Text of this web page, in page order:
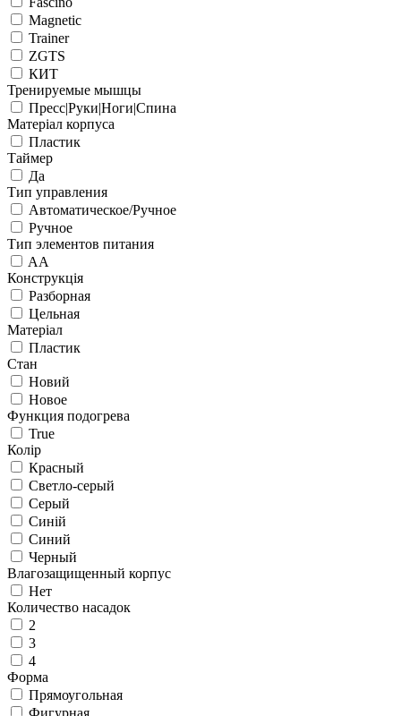
Magnetic
Trainer
ZGTS
КИТ
Тренируемые мышцы
Пресс|Руки|Ноги|Спина
Матеріал корпуса
Пластик
Таймер
Да
Тип управления
Автоматическое/Ручное
Ручное
Тип элементов питания
AA
Конструкція
Разборная
Цельная
Матеріал
Пластик
Стан
Новий
Новое
Функция подогрева
True
Колір
Красный
Светло-серый
Серый
Синій
Синий
Черный
Влагозащищенный корпус
Нет
Количество насадок
2
3
4
Форма
Прямоугольная
Фигурная